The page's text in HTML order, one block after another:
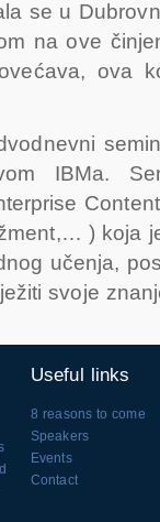
se u
na ove
ova
IBMa.
) koja
učenja,
svoje
Useful links
8 reasons to come
Speakers
Events
Contact